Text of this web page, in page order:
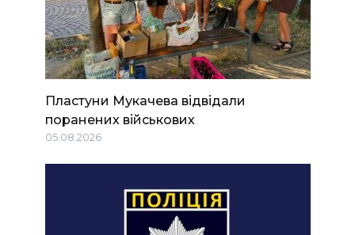
Пластуни Мукачева відвідали
поранених військових
05.08.2026